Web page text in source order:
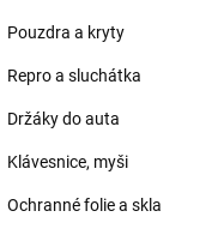
Pouzdra a kryty
Repro a sluchátka
Držáky do auta
Klávesnice, myši
Ochranné folie a skla